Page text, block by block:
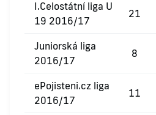
I.Celostátní liga U
19 2016/17
21
Juniorská liga
2016/17
8
ePojisteni.cz liga
2016/17
11